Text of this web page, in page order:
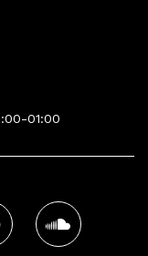
01:00